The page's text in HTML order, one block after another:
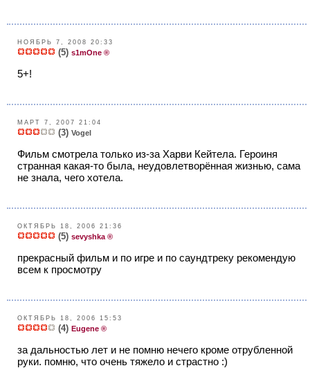
НОЯБРЬ 7, 2008 20:33
(5) s1mOne ®
5+!
МАРТ 7, 2007 21:04
(3) Vogel
Фильм смотрела только из-за Харви Кейтела. Героиня
странная какая-то была, неудовлетворённая жизнью, сама
не знала, чего хотела.
ОКТЯБРЬ 18, 2006 21:36
(5) sevyshka ®
прекрасный фильм и по игре и по саундтреку рекомендую
всем к просмотру
ОКТЯБРЬ 18, 2006 15:53
(4) Eugene ®
за дальностью лет и не помню нечего кроме отрубленной
руки. помню, что очень тяжело и страстно :)